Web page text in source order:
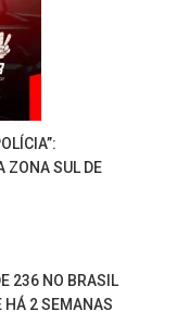
ZONA SUL DE
236 NO BRASIL
HÁ 2 SEMANAS